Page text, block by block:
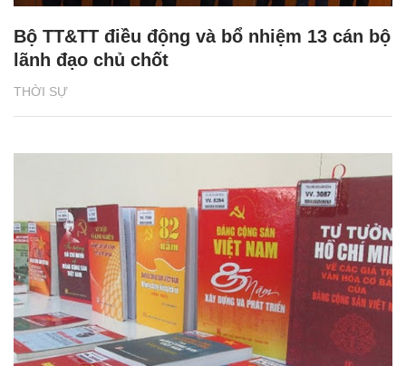
THỜI SỰ
Bộ TT&TT điều động và bổ nhiệm 13 cán bộ
lãnh đạo chủ chốt